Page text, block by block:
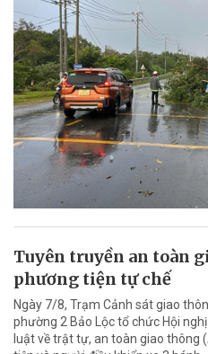
Tuyên truyền an toàn
phương tiện tự chế
Ngày 7/8, Trạm Cảnh sát giao
phường 2 Bảo Lộc tổ chức Hội
luật về trật tự, an toàn giao thông